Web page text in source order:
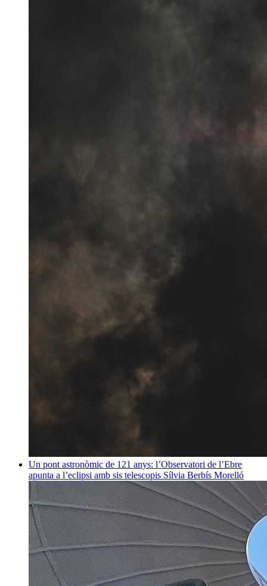
Un pont astronòmic de 121 anys: l’Observatori de l’Ebre
apunta a l’eclipsi amb sis telescopis Sílvia Berbís Morelló